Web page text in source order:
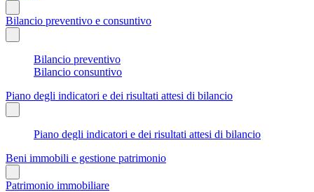
Bilancio preventivo e consuntivo
Bilancio preventivo
Bilancio consuntivo
Piano degli indicatori e dei risultati attesi di bilancio
Piano degli indicatori e dei risultati attesi di bilancio
Beni immobili e gestione patrimonio
Patrimonio immobiliare